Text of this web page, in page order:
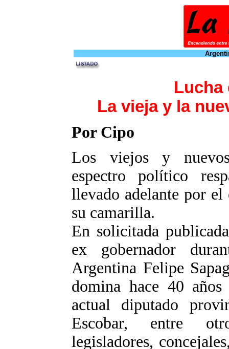
Lucha
La vieja y la
Por Cipo
Los viejos y
espectro político
llevado adelante por
su camarilla.
En solicitada
ex gobernador
Argentina Felipe
domina hace 40
actual diputado
Escobar, entre
legisladores,